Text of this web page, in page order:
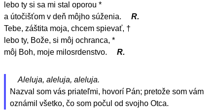
lebo ty si sa mi stal oporou *
a útočišťom v deň môjho súženia.
R.
Tebe, záštita moja, chcem spievať, †
lebo ty, Bože, si môj ochranca, *
môj Boh, moje milosrdenstvo.
R.
Aleluja, aleluja, aleluja.
Nazval som vás priateľmi, hovorí Pán; pretože som vám
oznámil všetko, čo som počul od svojho Otca.